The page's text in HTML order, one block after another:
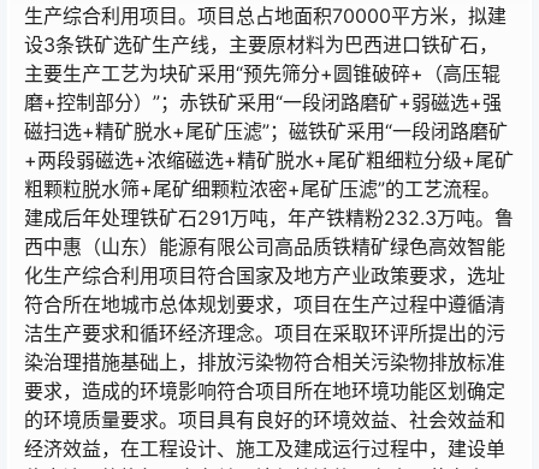
生产综合利用项目。项目总占地面积70000平方米，拟建
设3条铁矿选矿生产线，主要原材料为巴西进口铁矿石，
主要生产工艺为块矿采用“预先筛分+圆锥破碎+（高压辊
磨+控制部分）”；赤铁矿采用“一段闭路磨矿+弱磁选+强
磁扫选+精矿脱水+尾矿压滤”；磁铁矿采用“一段闭路磨矿
+两段弱磁选+浓缩磁选+精矿脱水+尾矿粗细粒分级+尾矿
粗颗粒脱水筛+尾矿细颗粒浓密+尾矿压滤”的工艺流程。
建成后年处理铁矿石291万吨，年产铁精粉232.3万吨。鲁
西中惠（山东）能源有限公司高品质铁精矿绿色高效智能
化生产综合利用项目符合国家及地方产业政策要求，选址
符合所在地城市总体规划要求，项目在生产过程中遵循清
洁生产要求和循环经济理念。项目在采取环评所提出的污
染治理措施基础上，排放污染物符合相关污染物排放标准
要求，造成的环境影响符合项目所在地环境功能区划确定
的环境质量要求。项目具有良好的环境效益、社会效益和
经济效益，在工程设计、施工及建成运行过程中，建设单